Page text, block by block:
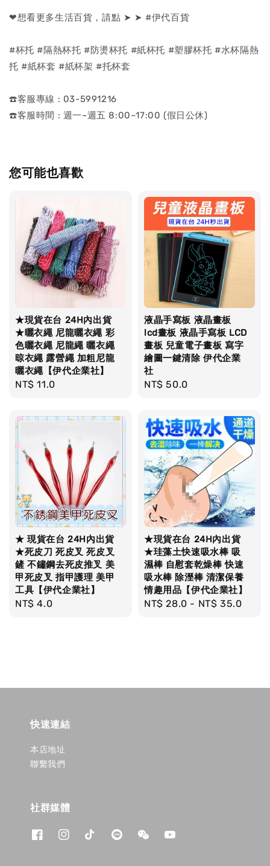
❤想看更多生活百貨，請點 ➤ ➤ #伊代百貨
#杯托 #隔熱杯托 #防燙杯托 #紙杯托 #塑膠杯托 #水杯隔熱
托 #紙杯套 #紙杯架 #托杯套
☎️客服專線 : 03-5991216
☎️客服時間 : 週一~週五 8:00~17:00 (假日公休)
您可能也喜歡
★現貨在台 24H內出貨
★曬衣繩 尼龍曬衣繩 彩
色曬衣繩 尼龍繩 曬衣繩
晾衣繩 露營繩 加粗尼龍
曬衣繩【伊代企業社】
Regular
NT$ 11.0
液晶手寫板 液晶畫板
lcd畫板 液晶手寫板 LCD
畫板 兒童電子畫板 寫字
繪圖一鍵清除 伊代企業
社
Regular
NT$ 50.0
★ 現貨在台 24H內出貨
★死皮刀 死皮叉 死皮叉
鏟 不鏽鋼去死皮推叉 美
甲死皮叉 指甲護理 美甲
工具【伊代企業社】
Regular
NT$ 4.0
★現貨在台 24H內出貨
★珪藻土快速吸水棒 吸
濕棒 自慰套乾燥棒 快速
吸水棒 除溼棒 清潔保養
情趣用品【伊代企業社】
Regular
NT$ 28.0 - NT$ 35.0
快速連結
本店地址
聯繫我們
社群媒體